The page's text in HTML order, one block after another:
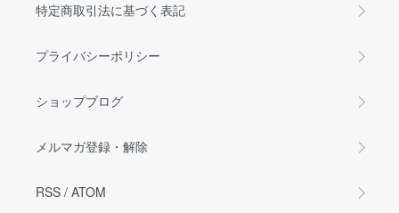
特定商取引法に基づく表記
プライバシーポリシー
ショップブログ
メルマガ登録・解除
RSS / ATOM